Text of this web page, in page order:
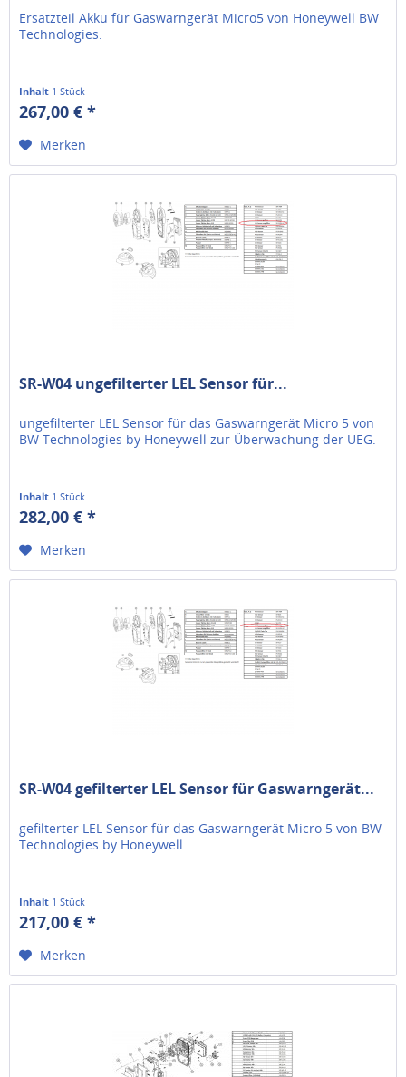
Ersatzteil Akku für Gaswarngerät Micro5 von Honeywell BW
Technologies.
Inhalt 1 Stück
267,00 € *
Merken
SR-W04 ungefilterter LEL Sensor für...
ungefilterter LEL Sensor für das Gaswarngerät Micro 5 von
BW Technologies by Honeywell zur Überwachung der UEG.
Inhalt 1 Stück
282,00 € *
Merken
SR-W04 gefilterter LEL Sensor für Gaswarngerät...
gefilterter LEL Sensor für das Gaswarngerät Micro 5 von BW
Technologies by Honeywell
Inhalt 1 Stück
217,00 € *
Merken